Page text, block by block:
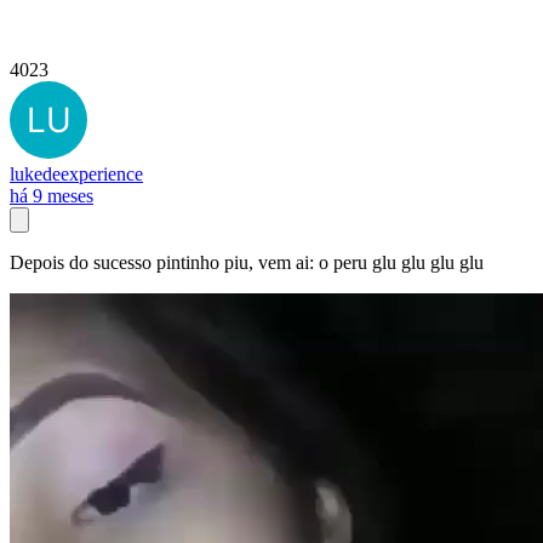
4023
lukedeexperience
há 9 meses
Depois do sucesso pintinho piu, vem ai: o peru glu glu glu glu